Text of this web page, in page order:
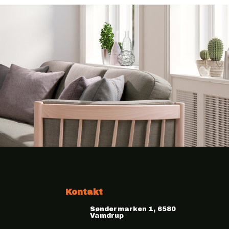
Kontakt
Søndermarken 1, 6580
Vamdrup